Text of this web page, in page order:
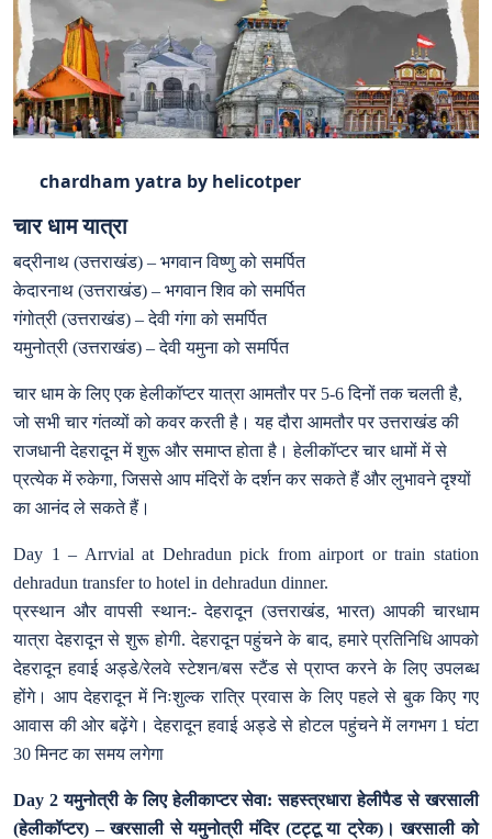
chardham yatra by helicotper
चार धाम यात्रा
बद्रीनाथ (उत्तराखंड) – भगवान विष्णु को समर्पित
केदारनाथ (उत्तराखंड) – भगवान शिव को समर्पित
गंगोत्री (उत्तराखंड) – देवी गंगा को समर्पित
यमुनोत्री (उत्तराखंड) – देवी यमुना को समर्पित
चार धाम के लिए एक हेलीकॉप्टर यात्रा आमतौर पर 5-6 दिनों तक चलती है,
जो सभी चार गंतव्यों को कवर करती है। यह दौरा आमतौर पर उत्तराखंड की
राजधानी देहरादून में शुरू और समाप्त होता है। हेलीकॉप्टर चार धामों में से
प्रत्येक में रुकेगा, जिससे आप मंदिरों के दर्शन कर सकते हैं और लुभावने दृश्यों
का आनंद ले सकते हैं।
Day 1 – Arrvial at Dehradun pick from airport or train station
dehradun transfer to hotel in dehradun dinner.
प्रस्थान और वापसी स्थान:- देहरादून (उत्तराखंड, भारत) आपकी चारधाम
यात्रा देहरादून से शुरू होगी. देहरादून पहुंचने के बाद, हमारे प्रतिनिधि आपको
देहरादून हवाई अड्डे/रेलवे स्टेशन/बस स्टैंड से प्राप्त करने के लिए उपलब्ध
होंगे। आप देहरादून में निःशुल्क रात्रि प्रवास के लिए पहले से बुक किए गए
आवास की ओर बढ़ेंगे। देहरादून हवाई अड्डे से होटल पहुंचने में लगभग 1 घंटा
30 मिनट का समय लगेगा
Day 2 यमुनोत्री के लिए हेलीकाप्टर सेवा: सहस्त्रधारा हेलीपैड से खरसाली
(हेलीकॉप्टर) – खरसाली से यमुनोत्री मंदिर (टट्टू या ट्रेक)। खरसाली को